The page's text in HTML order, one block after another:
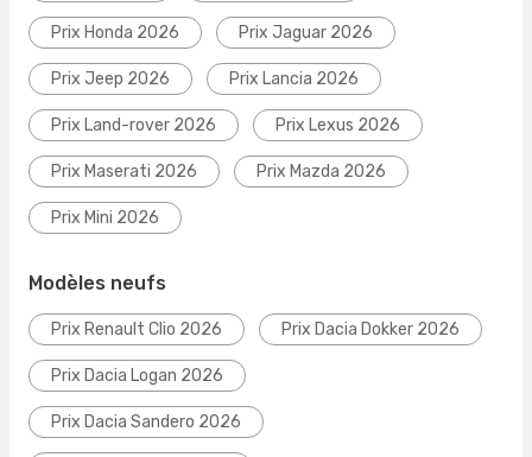
Prix Honda 2026 Prix Jaguar 2026
Prix Jeep 2026 Prix Lancia 2026
Prix Land-rover 2026 Prix Lexus 2026
Prix Maserati 2026 Prix Mazda 2026
Prix Mini 2026
Modèles neufs
Prix Renault Clio 2026 Prix Dacia Dokker 2026
Prix Dacia Logan 2026
Prix Dacia Sandero 2026